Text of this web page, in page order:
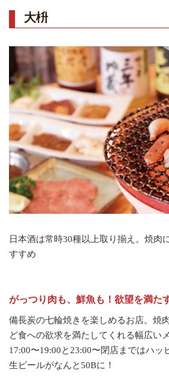
大枡
日本酒は常時30種以上取り揃え。焼肉
すすめ
がっつり肉も、鮮魚も！欲望を満た
備長炭の七輪焼きを楽しめるお店。焼
ど食への欲求を満たしてくれる幅広い
17:00〜19:00と23:00〜閉店まではハッ
生ビールがなんと50Bに！